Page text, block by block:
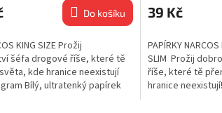
Do košíku
KING SIZE Prožij
šéfa drogové říše, které tě
kde hranice neexistují
Bílý, ultratenký papírek
39 Kč
PAPÍRKY
SLIM Prožij
říše, které tě
hranice